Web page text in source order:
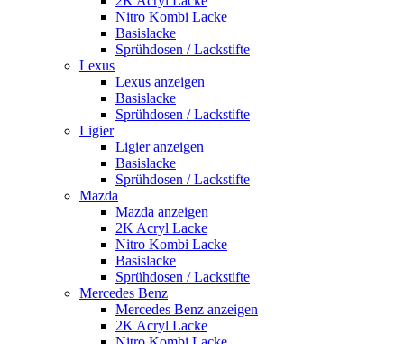
Nitro Kombi Lacke
Basislacke
Sprühdosen / Lackstifte
Lexus
Lexus anzeigen
Basislacke
Sprühdosen / Lackstifte
Ligier
Ligier anzeigen
Basislacke
Sprühdosen / Lackstifte
Mazda
Mazda anzeigen
2K Acryl Lacke
Nitro Kombi Lacke
Basislacke
Sprühdosen / Lackstifte
Mercedes Benz
Mercedes Benz anzeigen
2K Acryl Lacke